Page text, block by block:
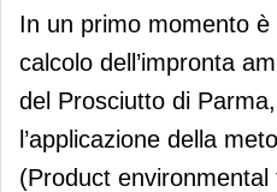
In un primo momento
calcolo dell’impronta
del Prosciutto di
l’applicazione della
(Product